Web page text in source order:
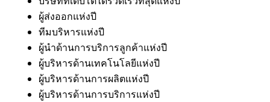
ผู้ส่งออกแห่งปี
ทีมบริหารแห่งปี
ผู้นำด้านการบริการลูกค้าแห่งปี
ผู้บริหารด้านเทคโนโลยีแห่งปี
ผู้บริหารด้านการผลิตแห่งปี
ผู้บริหารด้านการบริการแห่งปี